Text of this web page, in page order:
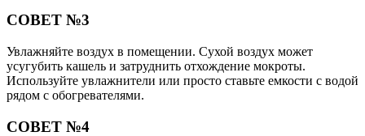
СОВЕТ №3
Увлажняйте воздух в помещении. Сухой воздух может
усугубить кашель и затруднить отхождение мокроты.
Используйте увлажнители или просто ставьте емкости с водой
рядом с обогревателями.
СОВЕТ №4